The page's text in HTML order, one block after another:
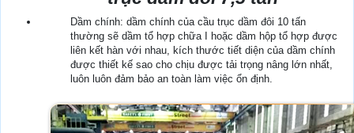
Dầm chính: dầm chính của cầu trục dầm đôi 10 tấn
thường sẽ dầm tổ hợp chữa I hoặc dầm hộp tổ hợp được
liên kết hàn với nhau, kích thước tiết diện của dầm chính
được thiết kế sao cho chịu được tải trọng nâng lớn nhất,
luôn luôn đảm bảo an toàn làm việc ổn định.